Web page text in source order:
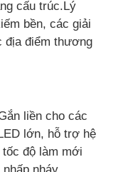
cấu trúc.Lý
bền, các giải
địa điểm thương
liền cho các
lớn, hỗ trợ hệ
độ làm mới
nháy